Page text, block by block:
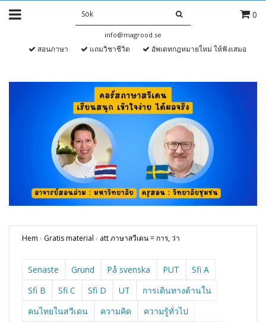
0
info@magrood.se
สอนภาษา แถมวิชาชีวิต อัพเดทกฎหมายใหม่ ให้ฟังเสมอ
Hem › Gratis material › att ภาษาสวีเดน = การ, ว่า
Senaste Grund På svenska PUT
Sfi A
Sfi B
Sfi C Sfi D UT
การเดินทางด้านใน
คนไทยในสวีเดน
ความคิด
ความรู้ทั่วไป